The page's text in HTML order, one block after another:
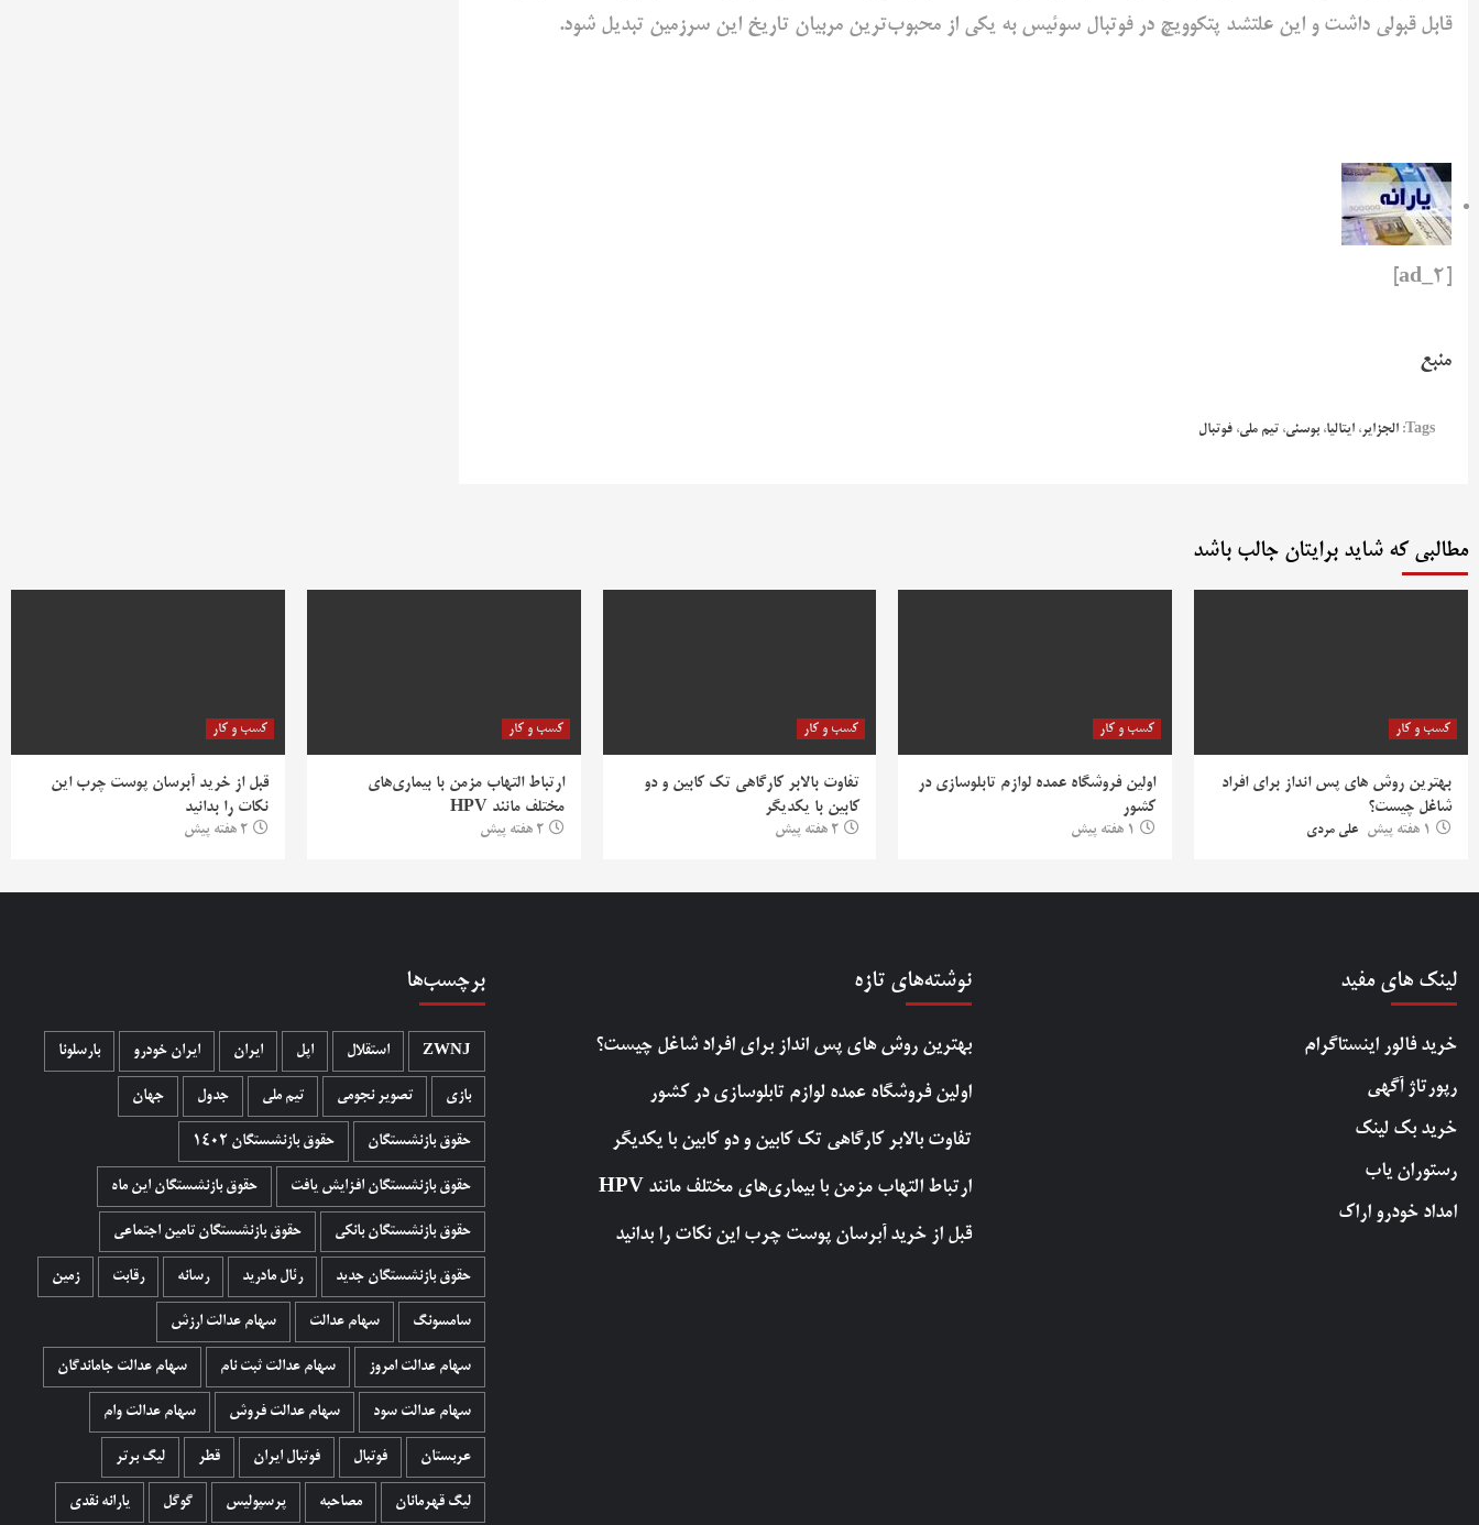
قابل قبولی داشت و این علتشد ‌پتکوویچ در فوتبال سوئیس به یکی از محبوب‌ترین مربیان تاریخ این سرزمین تبدیل شود. ‌
منبع
Tags: الجزایر ، ایتالیا، بوسنی، تیم ملی، فوتبال
مطالبی که شاید برایتان جالب باشد
کسب و کار
بهترین روش‌ های پس‌ انداز برای افراد
شاغل چیست؟
1 هفته پیش علی مردی
کسب و کار
اولین فروشگاه عمده لوازم تابلوسازی در
کشور
1 هفته پیش
کسب و کار
تفاوت بالابر کارگاهی تک کابین و دو
کابین با یکدیگر
2 هفته پیش
کسب و کار
ارتباط التهاب مزمن با بیماری‌های
مختلف مانند HPV
2 هفته پیش
کسب و کار
قبل از خرید آبرسان پوست چرب این
نکات را بدانید
2 هفته پیش
لینک های مفید
خرید فالور اینستاگرام
رپورتاژ آگهی
خرید بک لینک
رستوران یاب
امداد خودرو اراک
نوشته‌های تازه
بهترین روش‌ های پس‌ انداز برای افراد شاغل چیست؟
اولین فروشگاه عمده لوازم تابلوسازی در کشور
تفاوت بالابر کارگاهی تک کابین و دو کابین با یکدیگر
ارتباط التهاب مزمن با بیماری‌های مختلف مانند HPV
قبل از خرید آبرسان پوست چرب این نکات را بدانید
برچسب‌ها
ZWNJ استقلال اپل ایران ایران خودرو بارسلونا
بازی تصویر نجومی تیم ملی جدول جهان
حقوق بازنشستگان حقوق بازنشستگان 1402
حقوق بازنشستگان افزایش یافت حقوق بازنشستگان این ماه
حقوق بازنشستگان بانکی حقوق بازنشستگان تامین اجتماعی
حقوق بازنشستگان جدید رئال مادرید رسانه رقابت زمین
سامسونگ سهام عدالت سهام عدالت ارزش
سهام عدالت امروز سهام عدالت ثبت نام سهام عدالت جاماندگان
سهام عدالت سود سهام عدالت فروش سهام عدالت وام
عربستان فوتبال فوتبال ایران قطر لیگ برتر
لیگ قهرمانان مصاحبه پرسپولیس گوگل یارانه نقدی